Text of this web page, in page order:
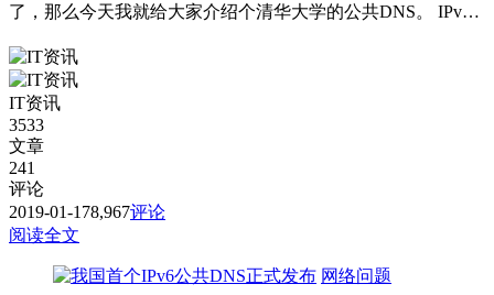
了，那么今天我就给大家介绍个清华大学的公共DNS。 IPv
IT资讯
3533
文章
241
评论
2019-01-178,967评论
阅读全文
网络问题